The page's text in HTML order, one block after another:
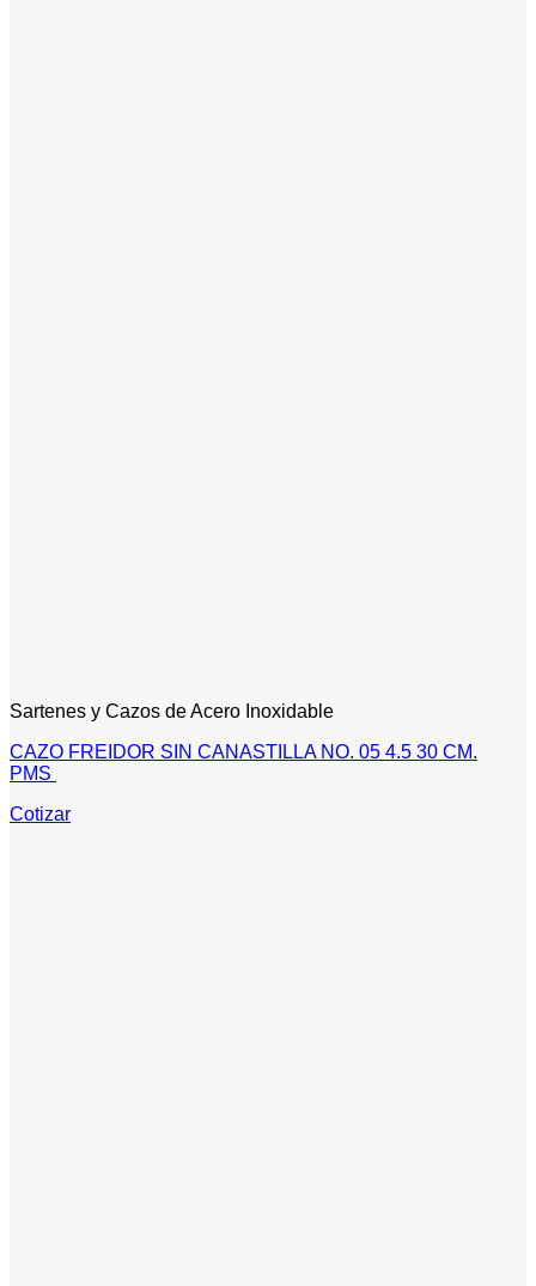
Sartenes y Cazos de Acero Inoxidable
CAZO FREIDOR SIN CANASTILLA NO. 05 4.5 30 CM.
PMS
Cotizar